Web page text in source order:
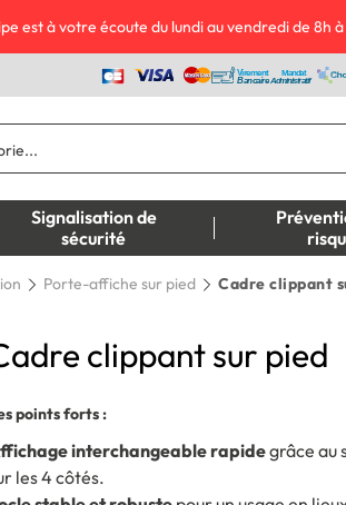
est à votre écoute du lundi au vendredi de 8h à
Signalisation de
sécurité
Porte-affiche sur pied Cadre clippant
clippant sur pied
points forts :
interchangeable rapidegrâce au
les 4 côtés.